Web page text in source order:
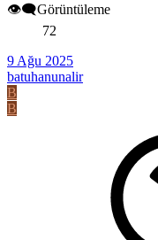
👁️‍🗨️Görüntüleme
72
9 Ağu 2025
batuhanunalir
B
B